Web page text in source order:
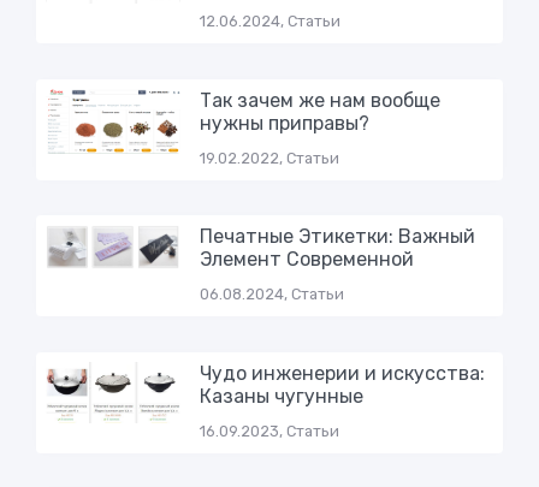
12.06.2024, Статьи
Так зачем же нам вообще
нужны приправы?
19.02.2022, Статьи
Печатные Этикетки: Важный
Элемент Современной
06.08.2024, Статьи
Чудо инженерии и искусства:
Казаны чугунные
16.09.2023, Статьи